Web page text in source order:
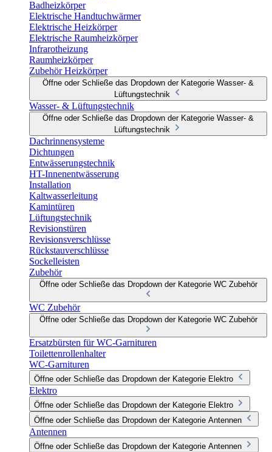
Badheizkörper
Elektrische Handtuchwärmer
Elektrische Heizkörper
Elektrische Raumheizkörper
Infrarotheizung
Raumheizkörper
Zubehör Heizkörper
Öffne oder Schließe das Dropdown der Kategorie Wasser- &
Lüftungstechnik
Wasser- & Lüftungstechnik
Öffne oder Schließe das Dropdown der Kategorie Wasser- &
Lüftungstechnik
Dachrinnensysteme
Dichtungen
Entwässerungstechnik
HT-Innenentwässerung
Installation
Kaltwasserleitung
Kamintüren
Lüftungstechnik
Revisionstüren
Revisionsverschlüsse
Rückstauverschlüsse
Sockelleisten
Zubehör
Öffne oder Schließe das Dropdown der Kategorie WC Zubehör
WC Zubehör
Öffne oder Schließe das Dropdown der Kategorie WC Zubehör
Ersatzbürsten für WC-Garnituren
Toilettenrollenhalter
WC-Garnituren
Öffne oder Schließe das Dropdown der Kategorie Elektro
Elektro
Öffne oder Schließe das Dropdown der Kategorie Elektro
Öffne oder Schließe das Dropdown der Kategorie Antennen
Antennen
Öffne oder Schließe das Dropdown der Kategorie Antennen